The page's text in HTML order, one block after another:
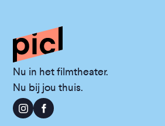
Nu in het filmtheater.
Nu bij jou thuis.